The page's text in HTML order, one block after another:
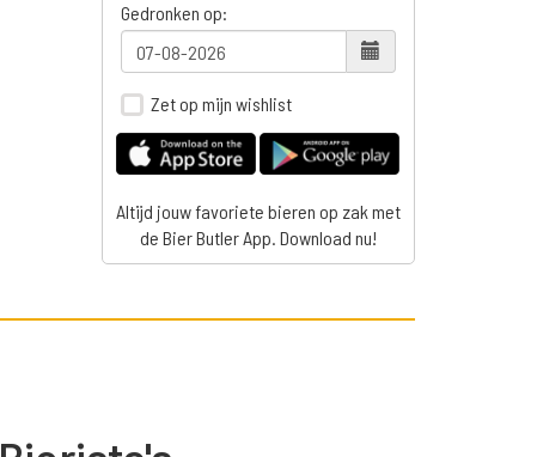
Gedronken op:
Zet op mijn wishlist
Altijd jouw favoriete bieren op zak met
de Bier Butler App. Download nu!